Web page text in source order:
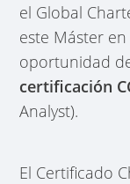
el Global
este Máster
oportunidad
certificación
Analyst).
El Certificado